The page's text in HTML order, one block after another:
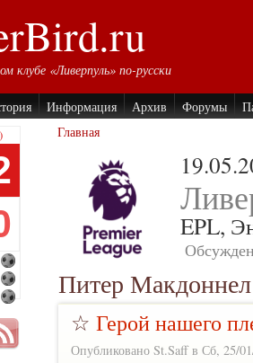
клубе «Ливерпуль» по-русски
Информация Архив Форумы
Главная
EPL,
Питер Макдоннел
☆ Герой нашего
Опубликовано St.Saff в Сб, 25/